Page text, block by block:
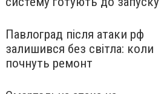
Павлоград після атаки рф
залишився без світла: коли
почнуть ремонт